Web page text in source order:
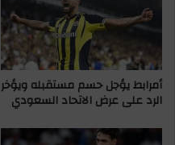
أمرابط يؤجل حسم مستقبله ويؤخر
الرد على عرض الاتحاد السعودي